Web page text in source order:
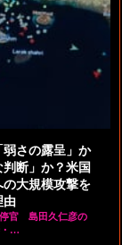
弱さの露呈」か
判断」か？米国
の大規模攻撃を
由
官 島田久仁彦の
・…